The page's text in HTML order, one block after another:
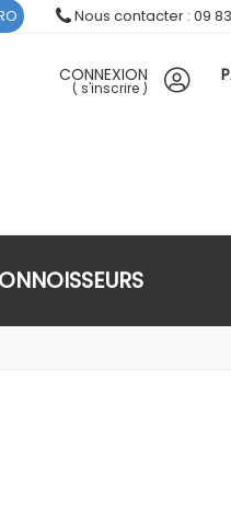
CONNEXION
( s'inscrire )
Nous contacter : 09